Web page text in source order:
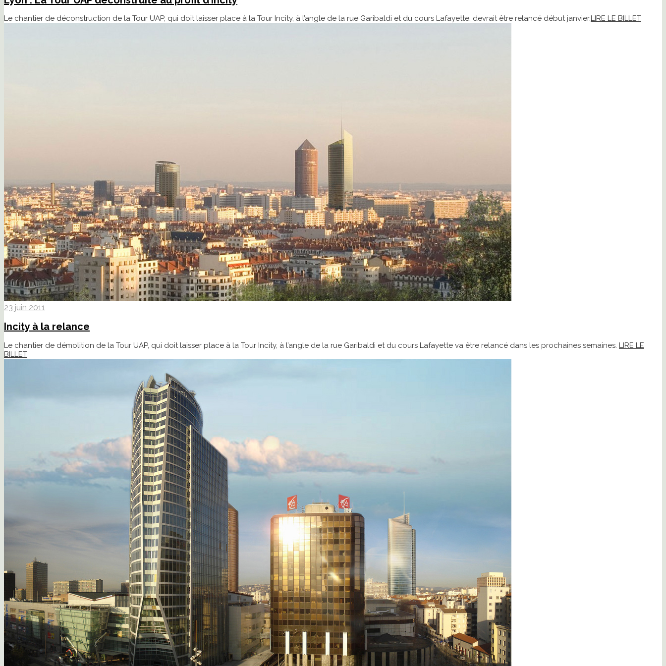
Le chantier de déconstruction de la Tour UAP, qui doit laisser place à la Tour Incity, à l’angle de la rue Garibaldi et du cours Lafayette, devrait être relancé début janvier.LIRE LE BILLET
23 juin 2011
Incity à la relance
Le chantier de démolition de la Tour UAP, qui doit laisser place à la Tour Incity, à l’angle de la rue Garibaldi et du cours Lafayette va être relancé dans les prochaines semaines. LIRE LE
BILLET